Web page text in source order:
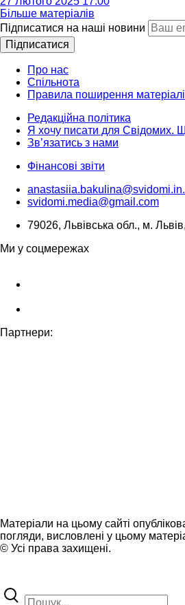
Більше матеріалів
Підписатися на наші новини
Підписатися
Про нас
Спільнота
Правила поширення
Редакційна політика
Я хочу писати для Свідомих.
Зв’язатись з нами
Фінансові звіти
svidomi.media@gmail.com
79026, Львівська обл., м.
Ми у соцмережах
Партнери:
Матеріали на цьому сайті
погляди, висловлені у цьому
© Усі права захищені.